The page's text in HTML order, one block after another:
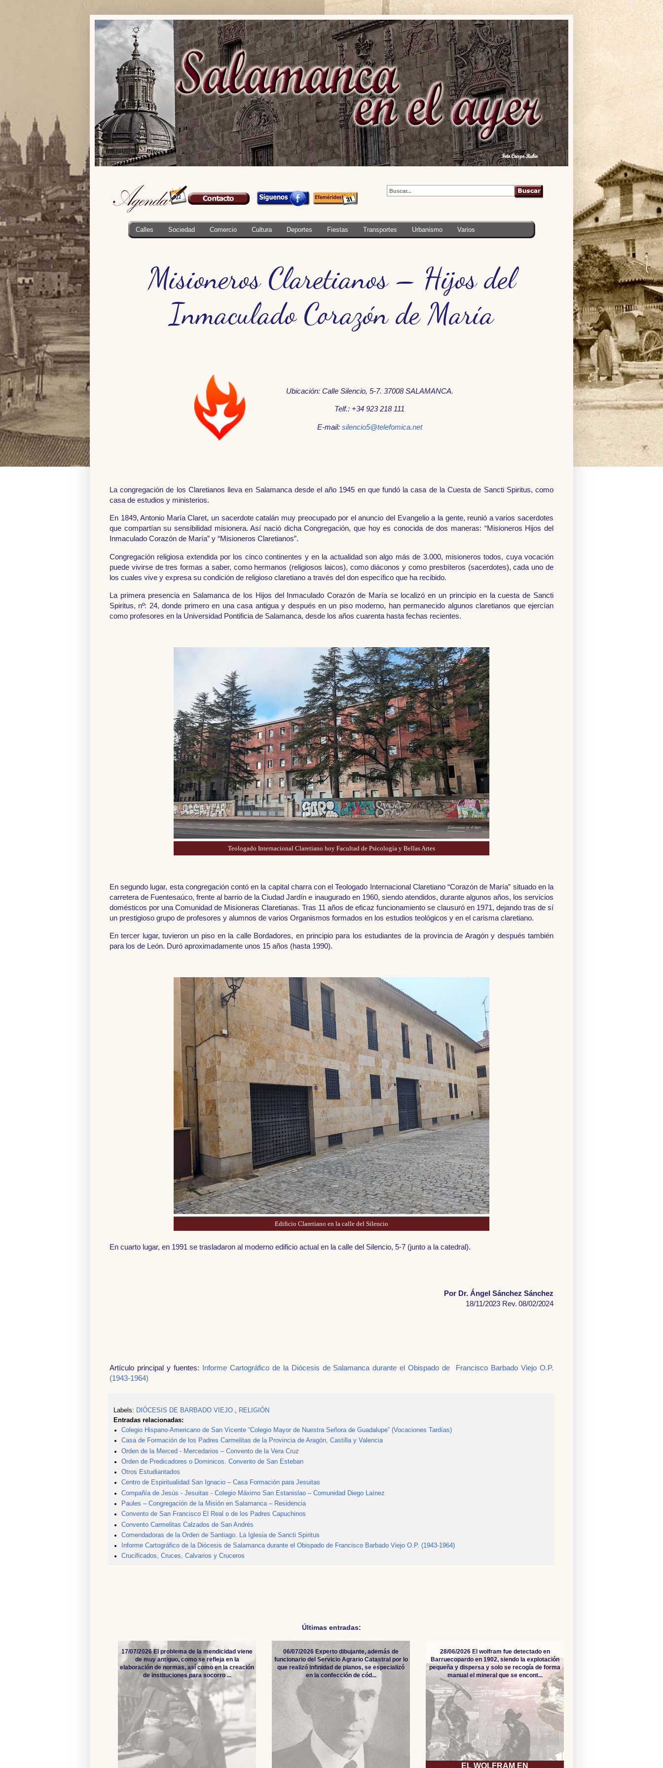
Calles Sociedad Comercio Cultura Deportes Fiestas Transportes Urbanismo Varios
Misioneros Claretianos – Hijos del
Inmaculado Corazón de María
Ubicación: Calle Silencio, 5-7. 37008 SALAMANCA.
Telf.: +34 923 218 111
E-mail: silencio5@telefomica.net
La congregación de los Claretianos lleva en Salamanca desde el año 1945 en que fundó la casa de la Cuesta de Sancti Spiritus, como
casa de estudios y ministerios.
En 1849, Antonio María Claret, un sacerdote catalán muy preocupado por el anuncio del Evangelio a la gente, reunió a varios sacerdotes
que compartían su sensibilidad misionera. Así nació dicha Congregación, que hoy es conocida de dos maneras: “Misioneros Hijos del
Inmaculado Corazón de María” y “Misioneros Claretianos”.
Congregación religiosa extendida por los cinco continentes y en la actualidad son algo más de 3.000, misioneros todos, cuya vocación
puede vivirse de tres formas a saber, como hermanos (religiosos laicos), como diáconos y como presbíteros (sacerdotes), cada uno de
los cuales vive y expresa su condición de religioso claretiano a través del don específico que ha recibido.
La primera presencia en Salamanca de los Hijos del Inmaculado Corazón de María se localizó en un principio en la cuesta de Sancti
Spiritus, nº: 24, donde primero en una casa antigua y después en un piso moderno, han permanecido algunos claretianos que ejercían
como profesores en la Universidad Pontificia de Salamanca, desde los años cuarenta hasta fechas recientes.
Teologado Internacional Claretiano hoy Facultad de Psicología y Bellas Artes
En segundo lugar, esta congregación contó en la capital charra con el Teologado Internacional Claretiano “Corazón de María” situado en la
carretera de Fuentesaúco, frente al barrio de la Ciudad Jardín e inaugurado en 1960, siendo atendidos, durante algunos años, los servicios
domésticos por una Comunidad de Misioneras Claretianas. Tras 11 años de eficaz funcionamiento se clausuró en 1971, dejando tras de sí
un prestigioso grupo de profesores y alumnos de varios Organismos formados en los estudios teológicos y en el carisma claretiano.
En tercer lugar, tuvieron un piso en la calle Bordadores, en principio para los estudiantes de la provincia de Aragón y después también
para los de León. Duró aproximadamente unos 15 años (hasta 1990).
Edificio Claretiano en la calle del Silencio
En cuarto lugar, en 1991 se trasladaron al moderno edificio actual en la calle del Silencio, 5-7 (junto a la catedral).
Por Dr. Ángel Sánchez Sánchez
18/11/2023 Rev. 08/02/2024
Artículo principal y fuentes: Informe Cartográfico de la Diócesis de Salamanca durante el Obispado de Francisco Barbado Viejo O.P.
(1943-1964)
Labels: DIÓCESIS DE BARBADO VIEJO , RELIGIÓN
Entradas relacionadas:
Colegio Hispano-Americano de San Vicente “Colegio Mayor de Nuestra Señora de Guadalupe” (Vocaciones Tardías)
Casa de Formación de los Padres Carmelitas de la Provincia de Aragón, Castilla y Valencia
Orden de la Merced - Mercedarios – Convento de la Vera Cruz
Orden de Predicadores o Dominicos. Convento de San Esteban
Otros Estudiantados
Centro de Espiritualidad San Ignacio – Casa Formación para Jesuitas
Compañía de Jesús - Jesuitas - Colegio Máximo San Estanislao – Comunidad Diego Laínez
Paules – Congregación de la Misión en Salamanca – Residencia
Convento de San Francisco El Real o de los Padres Capuchinos
Convento Carmelitas Calzados de San Andrés
Comendadoras de la Orden de Santiago. La Iglesia de Sancti Spiritus
Informe Cartográfico de la Diócesis de Salamanca durante el Obispado de Francisco Barbado Viejo O.P. (1943-1964)
Crucificados, Cruces, Calvarios y Cruceros
Últimas entradas:
17/07/2026 El problema de la mendicidad viene
de muy antiguo, como se refleja en la
elaboración de normas, así como en la creación
de instituciones para socorro ...
06/07/2026 Experto dibujante, además de
funcionario del Servicio Agrario Catastral por lo
que realizó infinidad de planos, se especializó
en la confección de cód...
EL WOLFRAM EN
28/06/2026 El wolfram fue detectado en
Barruecopardo en 1902, siendo la explotación
pequeña y dispersa y solo se recogía de forma
manual el mineral que se encont...